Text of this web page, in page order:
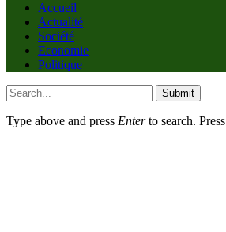
Accueil
Actualité
Société
Economie
Politique
Submit
Type above and press Enterto search. Press